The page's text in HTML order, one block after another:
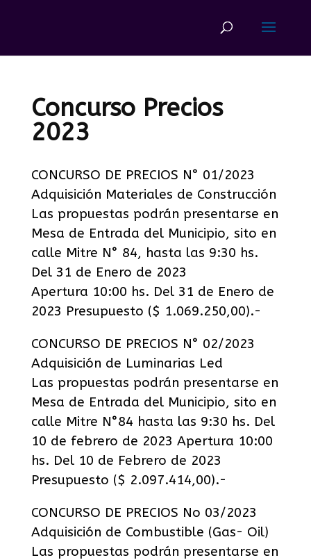
Concurso Precios
2023
CONCURSO DE PRECIOS N° 01/2023
Adquisición Materiales de Construcción
Las propuestas podrán presentarse en
Mesa de Entrada del Municipio, sito en
calle Mitre N° 84, hasta las 9:30 hs.
Del 31 de Enero de 2023
Apertura 10:00 hs. Del 31 de Enero de
2023 Presupuesto ($ 1.069.250,00).-
CONCURSO DE PRECIOS N° 02/2023
Adquisición de Luminarias Led
Las propuestas podrán presentarse en
Mesa de Entrada del Municipio, sito en
calle Mitre N°84 hasta las 9:30 hs. Del
10 de febrero de 2023 Apertura 10:00
hs. Del 10 de Febrero de 2023
Presupuesto ($ 2.097.414,00).-
CONCURSO DE PRECIOS No 03/2023
Adquisición de Combustible (Gas- Oil)
Las propuestas podrán presentarse en